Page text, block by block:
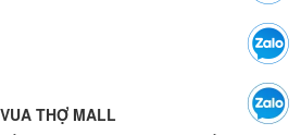
THỢ MALL